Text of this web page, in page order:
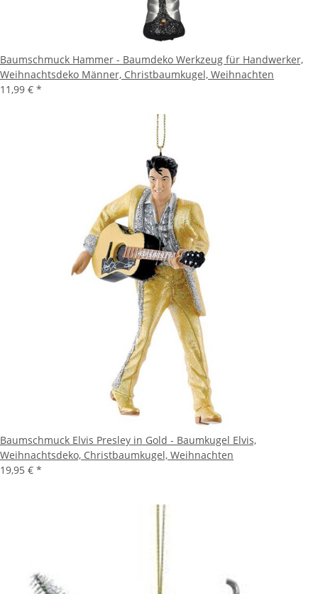
Baumschmuck Hammer - Baumdeko Werkzeug für Handwerker,
Weihnachtsdeko Männer, Christbaumkugel, Weihnachten
11,99 € *
Baumschmuck Elvis Presley in Gold - Baumkugel Elvis,
Weihnachtsdeko, Christbaumkugel, Weihnachten
19,95 € *